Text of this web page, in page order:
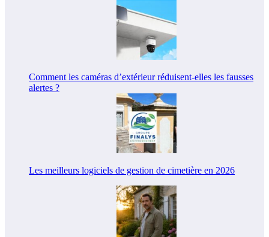
Comment les caméras d’extérieur réduisent-elles les fausses
alertes ?
Les meilleurs logiciels de gestion de cimetière en 2026